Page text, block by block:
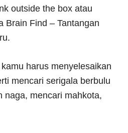
outside the box atau
Brain Find – Tantangan
harus menyelesaikan
mencari serigala berbulu
naga, mencari mahkota,